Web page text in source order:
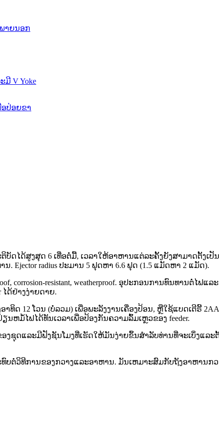
າດປະຕິບັດໄດ້ສູງສຸດ 6 ເທື່ອຕໍ່ມື້, ເວລາໃຫ້ອາຫານແຕ່ລະຄັ້ງຍັງສາມາດ
Ejector radius ປະມານ 5 ຟຸດຫາ 6.6 ຟຸດ (1.5 ແມັດຫາ 2 ແມັດ).
corrosion-resistant, weatherproof. ອຸ​ປະ​ກອນ​ການ​ທົນ​ທານ​ຕໍ່​ໄຟ​
ດ້ຢ່າງງ່າຍດາຍ.
ທິດ 12 ໂວນ (ບໍ່ລວມ) ເພື່ອພະລັງງານເຄື່ອງປ້ອນ, ຫຼືໃຊ້ແບດເຕີຣີ້
ຫມໍ້ໄຟໄດ້ທັນເວລາເພື່ອປ້ອງກັນຄວາມລົ້ມເຫຼວຂອງ feeder.
ງຊຸດແລະມີຟັງຊັນໂມງທີ່ເຮັດໃຫ້ມັນງ່າຍຂຶ້ນສໍາລັບທ່ານທີ່ຈະເບິ່ງແ
ບຕໍ່ວິທີການຂອງກວາງແລະອາຫານ. ມັນເຫມາະສົມກັບຖັງອາຫານ